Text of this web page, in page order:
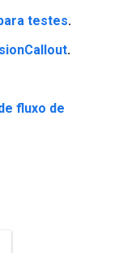
testes.
.
fluxo de